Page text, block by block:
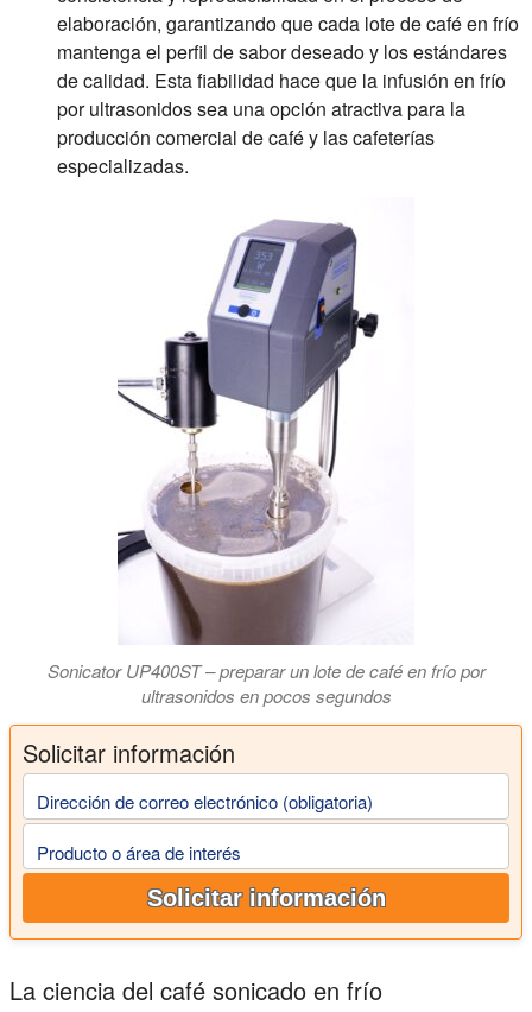
elaboración, garantizando que cada lote de café en frío
mantenga el perfil de sabor deseado y los estándares
de calidad. Esta fiabilidad hace que la infusión en frío
por ultrasonidos sea una opción atractiva para la
producción comercial de café y las cafeterías
especializadas.
Sonicator UP400ST – preparar un lote de café en frío por
ultrasonidos en pocos segundos
Solicitar información
Dirección de correo electrónico (obligatoria)
Producto o área de interés
Solicitar información
La ciencia del café sonicado en frío